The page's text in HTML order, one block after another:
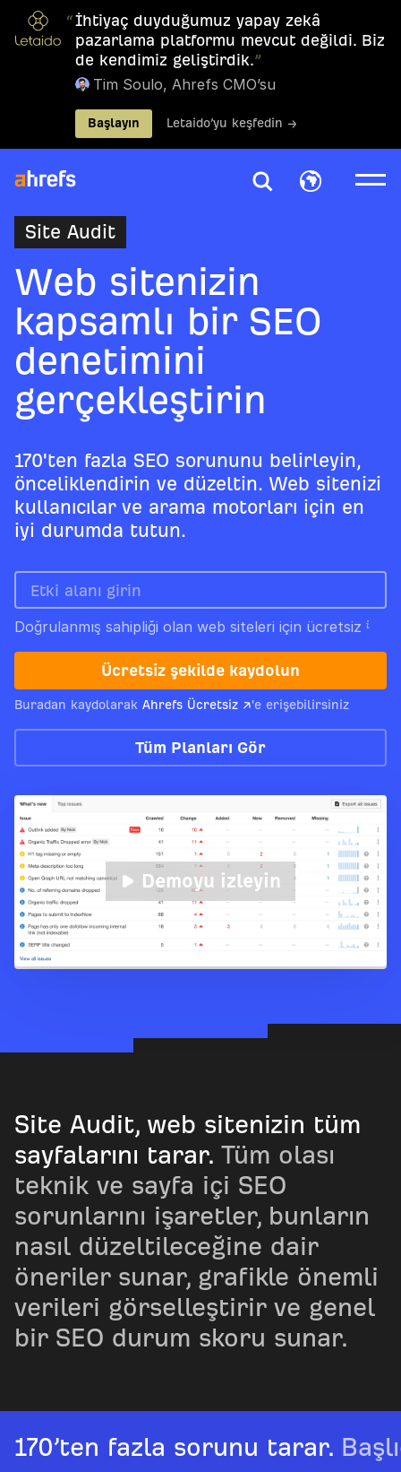
“İhtiyaç duyduğumuz yapay zekâ
pazarlama platformu mevcut değildi. Biz
de kendimiz geliştirdik.”
Tim Soulo, Ahrefs CMO’su
Başlayın Letaido’yu keşfedin →
Site Audit
Web sitenizin
kapsamlı bir SEO
denetimini
gerçekleştirin
170'ten fazla SEO sorununu belirleyin,
önceliklendirin ve düzeltin. Web sitenizi
kullanıcılar ve arama motorları için en
iyi durumda tutun.
Doğrulanmış sahipliği olan web siteleri için ücretsiz
Ücretsiz şekilde kaydolun
Buradan kaydolarak Ahrefs Ücretsiz ↗'e erişebilirsiniz
Tüm Planları Gör
Demoyu izleyin
Site Audit, web sitenizin tüm
sayfalarını tarar. Tüm olası
teknik ve sayfa içi SEO
sorunlarını işaretler, bunların
nasıl düzeltileceğine dair
öneriler sunar, grafikle önemli
verileri görselleştirir ve genel
bir SEO durum skoru sunar.
170’ten fazla sorunu tarar.